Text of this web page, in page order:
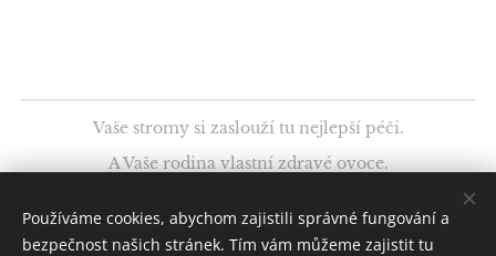
Vaše stromy si zaslouží tu nejlepší péči.
A Vaše rodina vlastní zdravé ovoce.
VOP + GDPR
Používáme cookies, abychom zajistili správné fungování a
bezpečnost našich stránek. Tím vám můžeme zajistit tu